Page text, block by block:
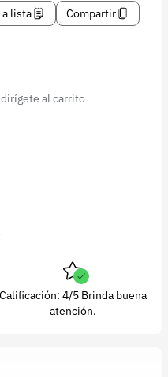
a lista
Compartir
al carrito
Calificación: 4/5 Brinda buena
atención.
reservados